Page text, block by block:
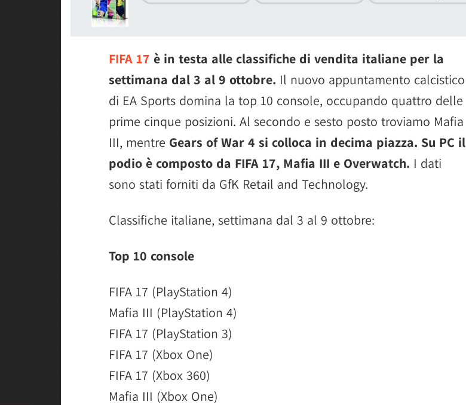
FIFA 17 è in testa alle classifiche di vendita italiane per la
settimana dal 3 al 9 ottobre. Il nuovo appuntamento calcistico
di EA Sports domina la top 10 console, occupando quattro delle
prime cinque posizioni. Al secondo e sesto posto troviamo Mafia
III, mentre Gears of War 4 si colloca in decima piazza. Su PC il
podio è composto da FIFA 17, Mafia III e Overwatch. I dati
sono stati forniti da GfK Retail and Technology.
Classifiche italiane, settimana dal 3 al 9 ottobre:
Top 10 console
FIFA 17 (PlayStation 4)
Mafia III (PlayStation 4)
FIFA 17 (PlayStation 3)
FIFA 17 (Xbox One)
FIFA 17 (Xbox 360)
Mafia III (Xbox One)